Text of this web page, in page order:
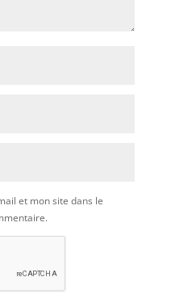
et mon site dans le